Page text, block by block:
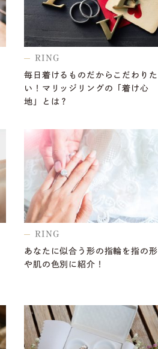
RING
毎日着けるものだからこだわりた
い！マリッジリングの「着け心
地」とは？
RING
あなたに似合う形の指輪を指の形
や肌の色別に紹介！